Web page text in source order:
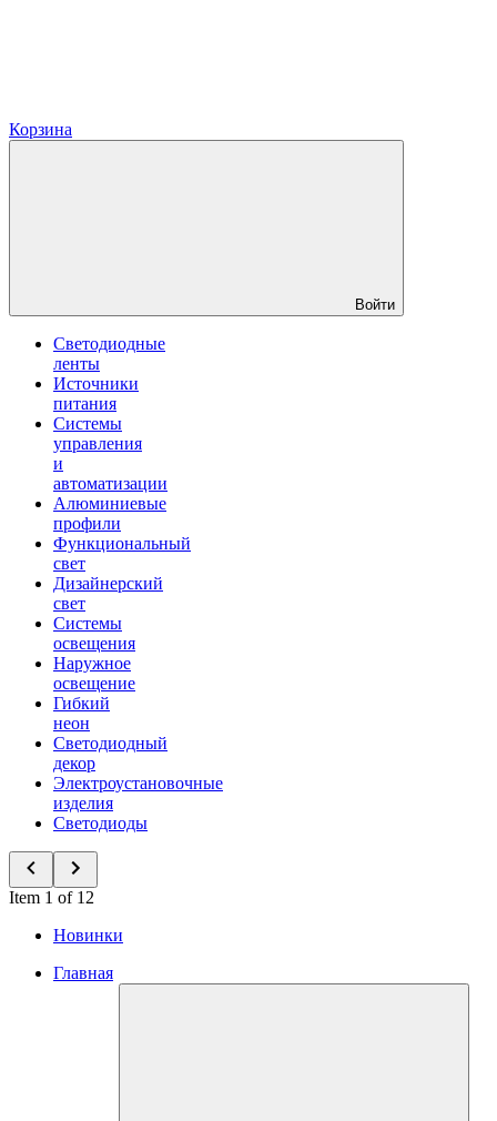
Корзина
Войти
Светодиодные
ленты
Источники
питания
Системы
управления
и
автоматизации
Алюминиевые
профили
Функциональный
свет
Дизайнерский
свет
Системы
освещения
Наружное
освещение
Гибкий
неон
Светодиодный
декор
Электроустановочные
изделия
Светодиоды
Item 1 of 12
Новинки
Главная